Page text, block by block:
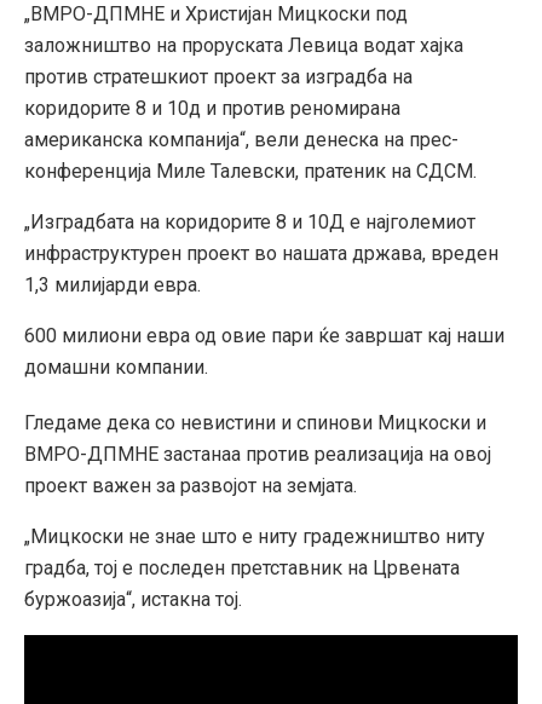
„ВМРО-ДПМНЕ и Христијан Мицкоски под
заложништво на проруската Левица водат хајка
против стратешкиот проект за изградба на
коридорите 8 и 10д и против реномирана
американска компанија“, вели денеска на прес-
конференција Миле Талевски, пратеник на СДСМ.
„Изградбата на коридорите 8 и 10Д е најголемиот
инфраструктурен проект во нашата држава, вреден
1,3 милијарди евра.
600 милиони евра од овие пари ќе завршат кај наши
домашни компании.
Гледаме дека со невистини и спинови Мицкоски и
ВМРО-ДПМНЕ застанаа против реализација на овој
проект важен за развојот на земјата.
„Мицкоски не знае што е ниту градежништво ниту
градба, тој е последен претставник на Црвената
буржоазија“, истакна тој.